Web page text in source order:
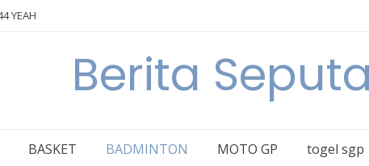
YEAH
Berita
BASKET BADMINTON MOTO GP togel sgp